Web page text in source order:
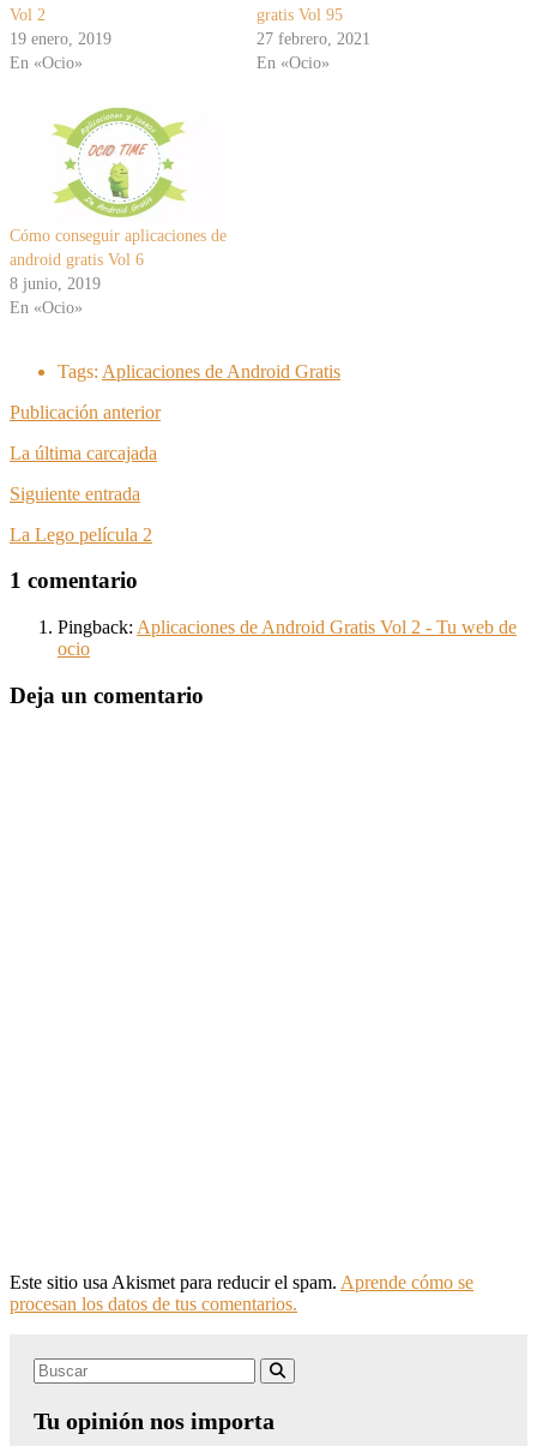
Vol 2
19 enero, 2019
En «Ocio»
gratis Vol 95
27 febrero, 2021
En «Ocio»
Cómo conseguir aplicaciones de
android gratis Vol 6
8 junio, 2019
En «Ocio»
Tags: Aplicaciones de Android Gratis
Publicación anterior
La última carcajada
Siguiente entrada
La Lego película 2
1 comentario
Pingback: Aplicaciones de Android Gratis Vol 2 - Tu web de
ocio
Deja un comentario
Este sitio usa Akismet para reducir el spam. Aprende cómo se
procesan los datos de tus comentarios.
Search
Tu opinión nos importa